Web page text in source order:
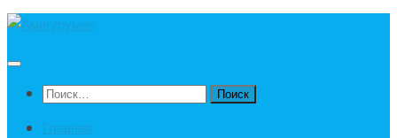
Под
Найти:
Главная